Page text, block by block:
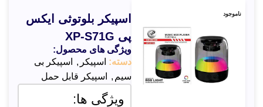
ناموجود
اسپیکر بلوتوثی ایکس
پی XP-S71G
ویژگی های محصول:
دسته: اسپیکر ,
اسپیکر بی
سیم , اسپیکر قابل حمل
ویژگی ها: